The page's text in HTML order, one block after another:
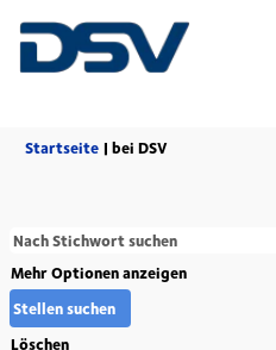
Startseite | bei DSV(aktuelle
Mehr Optionen anzeigen
Löschen